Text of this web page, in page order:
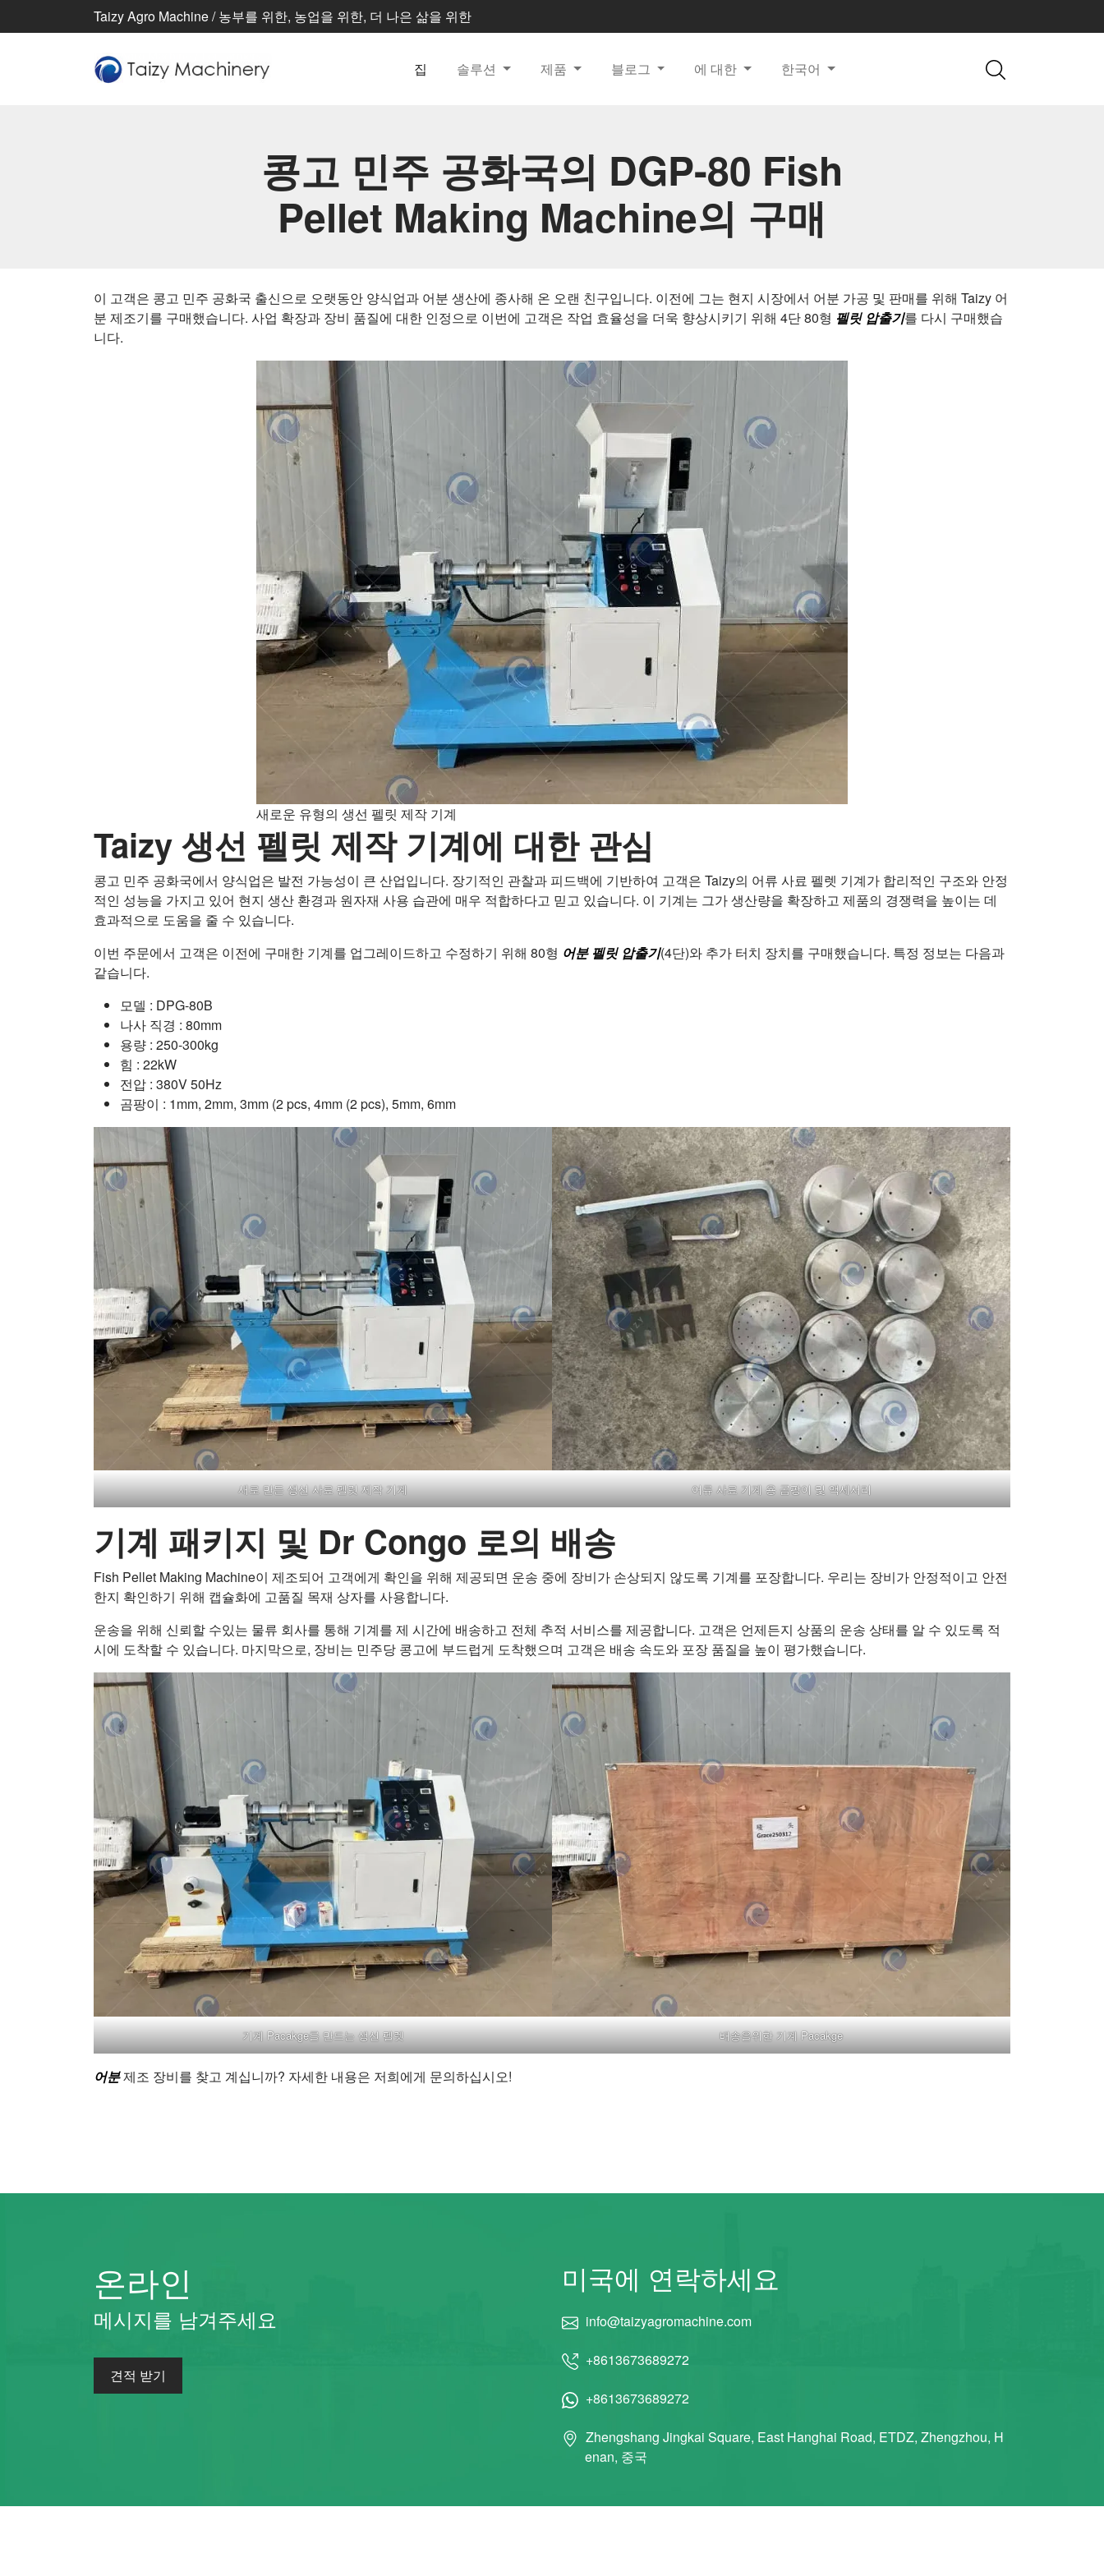
Taizy Agro Machine / 농부를 위한, 농업을 위한, 더 나은 삶을 위한
집 솔루션 제품 블로그 에 대한 한국어
콩고 민주 공화국의 DGP-80 Fish
Pellet Making Machine의 구매
이 고객은 콩고 민주 공화국 출신으로 오랫동안 양식업과 어분 생산에 종사해 온 오랜 친구입니다. 이전에 그는 현지 시장에서 어분 가공 및 판매를 위해 Taizy 어
분 제조기를 구매했습니다. 사업 확장과 장비 품질에 대한 인정으로 이번에 고객은 작업 효율성을 더욱 향상시키기 위해 4단 80형 펠릿 압출기를 다시 구매했습
니다.
새로운 유형의 생선 펠릿 제작 기계
Taizy 생선 펠릿 제작 기계에 대한 관심
콩고 민주 공화국에서 양식업은 발전 가능성이 큰 산업입니다. 장기적인 관찰과 피드백에 기반하여 고객은 Taizy의 어류 사료 펠렛 기계가 합리적인 구조와 안정
적인 성능을 가지고 있어 현지 생산 환경과 원자재 사용 습관에 매우 적합하다고 믿고 있습니다. 이 기계는 그가 생산량을 확장하고 제품의 경쟁력을 높이는 데
효과적으로 도움을 줄 수 있습니다.
이번 주문에서 고객은 이전에 구매한 기계를 업그레이드하고 수정하기 위해 80형 어분 펠릿 압출기(4단)와 추가 터치 장치를 구매했습니다. 특정 정보는 다음과
같습니다.
모델 : DPG-80B
나사 직경 : 80mm
용량 : 250-300kg
힘 : 22kW
전압 : 380V 50Hz
곰팡이 : 1mm, 2mm, 3mm (2 pcs, 4mm (2 pcs), 5mm, 6mm
새로 만든 생선 사료 펠릿 제작 기계 어류 사료 기계 용 곰팡이 및 액세서리
기계 패키지 및 Dr Congo 로의 배송
Fish Pellet Making Machine이 제조되어 고객에게 확인을 위해 제공되면 운송 중에 장비가 손상되지 않도록 기계를 포장합니다. 우리는 장비가 안정적이고 안전
한지 확인하기 위해 캡슐화에 고품질 목재 상자를 사용합니다.
운송을 위해 신뢰할 수있는 물류 회사를 통해 기계를 제 시간에 배송하고 전체 추적 서비스를 제공합니다. 고객은 언제든지 상품의 운송 상태를 알 수 있도록 적
시에 도착할 수 있습니다. 마지막으로, 장비는 민주당 콩고에 부드럽게 도착했으며 고객은 배송 속도와 포장 품질을 높이 평가했습니다.
기계 Pacakge를 만드는 생선 펠렛 배송을위한 기계 Pacakge
어분제조 장비를 찾고 계십니까? 자세한 내용은 저희에게 문의하십시오!
온라인
메시지를 남겨주세요
견적 받기
미국에 연락하세요
info@taizyagromachine.com
+8613673689272
+8613673689272
Zhengshang Jingkai Square, East Hanghai Road, ETDZ, Zhengzhou, H
enan, 중국